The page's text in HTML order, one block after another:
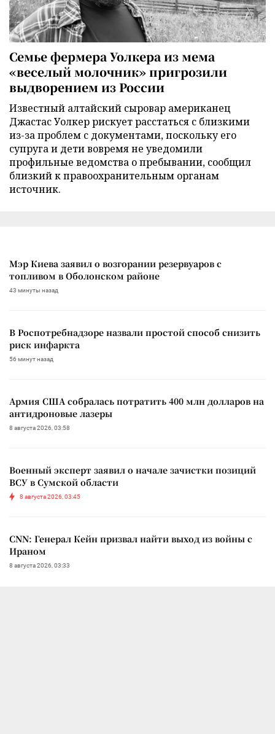
Семье фермера Уолкера из мема
«веселый молочник» пригрозили
выдворением из России
Известный алтайский сыровар американец
Джастас Уолкер рискует расстаться с близкими
из-за проблем с документами, поскольку его
супруга и дети вовремя не уведомили
профильные ведомства о пребывании, сообщил
близкий к правоохранительным органам
источник.
Мэр Киева заявил о возгорании резервуаров с
топливом в Оболонском районе
43 минуты назад
В Роспотребнадзоре назвали простой способ снизить
риск инфаркта
56 минут назад
Армия США собралась потратить 400 млн долларов на
антидроновые лазеры
8 августа 2026, 03:58
Военный эксперт заявил о начале зачистки позиций
ВСУ в Сумской области
8 августа 2026, 03:45
CNN: Генерал Кейн призвал найти выход из войны с
Ираном
8 августа 2026, 03:33